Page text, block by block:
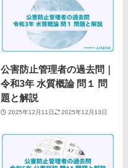
公害防止管理者の過去問｜
令和3年 水質概論 問１ 問
題と解説
2025年12月11日 2025年12月13日